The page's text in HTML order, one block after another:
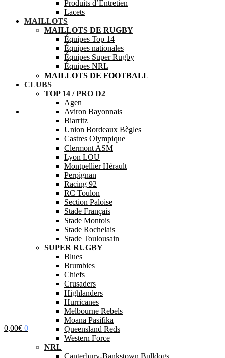
0,00€ 0
Produits d’Entretien
Lacets
MAILLOTS
MAILLOTS DE RUGBY
Équipes Top 14
Équipes nationales
Équipes Super Rugby
Équipes NRL
MAILLOTS DE FOOTBALL
CLUBS
TOP 14 / PRO D2
Agen
Aviron Bayonnais
Biarritz
Union Bordeaux Bègles
Castres Olympique
Clermont ASM
Lyon LOU
Montpellier Hérault
Perpignan
Racing 92
RC Toulon
Section Paloise
Stade Français
Stade Montois
Stade Rochelais
Stade Toulousain
SUPER RUGBY
Blues
Brumbies
Chiefs
Crusaders
Highlanders
Hurricanes
Melbourne Rebels
Moana Pasifika
Queensland Reds
Western Force
NRL
Canterbury-Bankstown Bulldogs